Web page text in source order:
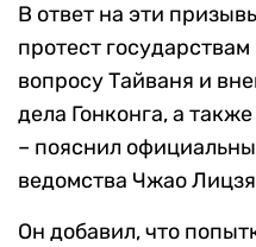
В ответ на эти
протест
вопросу Тайваня и
дела Гонконга, а
– пояснил
ведомства Чжао
Он добавил, что